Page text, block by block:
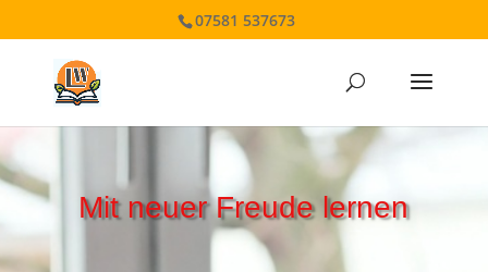
07581 537673
Mit neuer Freude lernen